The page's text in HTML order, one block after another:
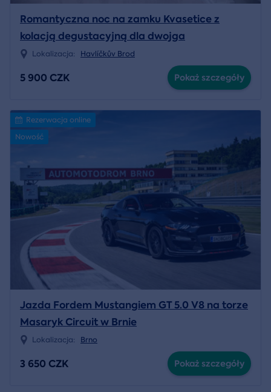
Romantyczna noc na zamku Kvasetice z
kolacją degustacyjną dla dwojga
Lokalizacja: Havlíčkův Brod
5 900 CZK Pokaż szczegóły
Rezerwacja online
Nowość
Jazda Fordem Mustangiem GT 5.0 V8 na torze
Masaryk Circuit w Brnie
Lokalizacja: Brno
3 650 CZK Pokaż szczegóły